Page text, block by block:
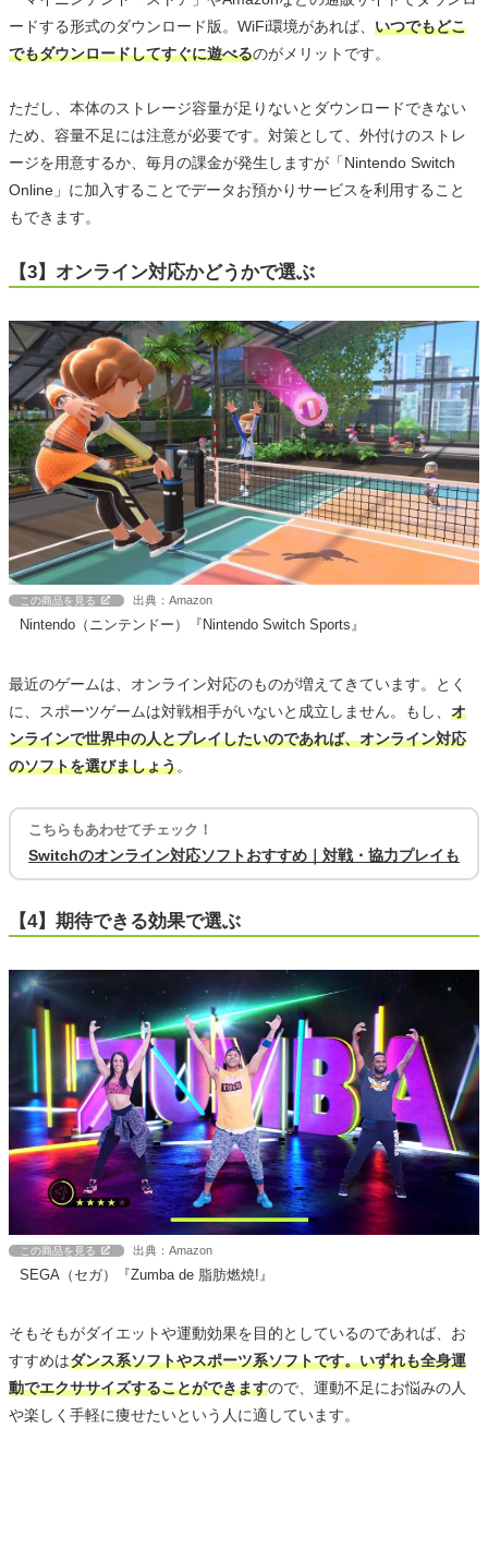
ードする形式のダウンロード版。WiFi環境があれば、 いつでもどこ
でもダウンロードしてすぐに遊べるのがメリットです。
ただし、本体のストレージ容量が足りないとダウンロードできない
ため、容量不足には注意が必要です。対策として、外付けのストレ
ージを用意するか、毎月の課金が発生しますが「Nintendo Switch
Online」に加入することでデータお預かりサービスを利用すること
もできます。
【3】オンライン対応かどうかで選ぶ
この商品を見る 出典：Amazon
Nintendo（ニンテンドー）『Nintendo Switch Sports』
最近のゲームは、オンライン対応のものが増えてきています。とく
に、スポーツゲームは対戦相手がいないと成立しません。もし、 オ
ンラインで世界中の人とプレイしたいのであれば、オンライン対応
のソフトを選びましょう。
こちらもあわせてチェック！
Switchのオンライン対応ソフトおすすめ｜対戦・協力プレイも
【4】期待できる効果で選ぶ
この商品を見る 出典：Amazon
SEGA（セガ）『Zumba de 脂肪燃焼!』
そもそもがダイエットや運動効果を目的としているのであれば、お
すすめはダンス系ソフトやスポーツ系ソフトです。いずれも全身運
動でエクササイズすることができますので、運動不足にお悩みの人
や楽しく手軽に痩せたいという人に適しています。